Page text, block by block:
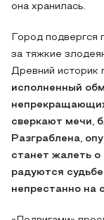
она хранилась.
Город
за тяжкие
Древний историк
исполненный
сверкают мечи,
Разграблена,
станет жалеть о
радуются
непрестанно на